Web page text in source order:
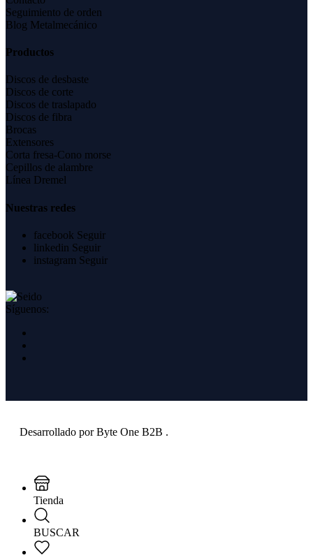
Seguimiento de orden
Blog Metalmecánico
Productos
Discos de desbaste
Discos de corte
Discos de traslapado
Discos de fibra
Brocas
Extensores
Corta fresa-Cono morse
Cepillos de alambre
Línea Dremel
Nuestras redes
facebook Seguir
linkedin Seguir
instagram Seguir
Síguenos:
Desarrollado porByte One B2B .
Tienda
BUSCAR